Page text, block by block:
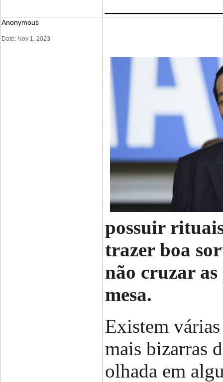
Anonymous
Date: Nov 1, 2023
possuir
trazer boa
não cruzar
mesa.
Existem
mais bizarras
olhada em